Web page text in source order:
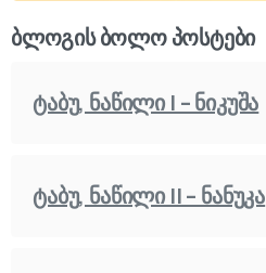
ბლოგის ბოლო პოსტები
ტაბუ, ნაწილი I – ნიკუშა
ტაბუ, ნაწილი II – ნანუკა